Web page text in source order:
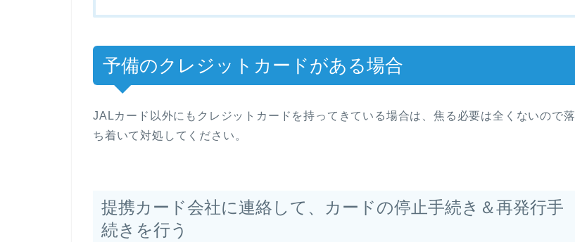
予備のクレジットカードがある場合
JALカード以外にもクレジットカードを持ってきている場合は、焦る必要は全くないので落
ち着いて対処してください。
提携カード会社に連絡して、カードの停止手続き＆再発行手
続きを行う